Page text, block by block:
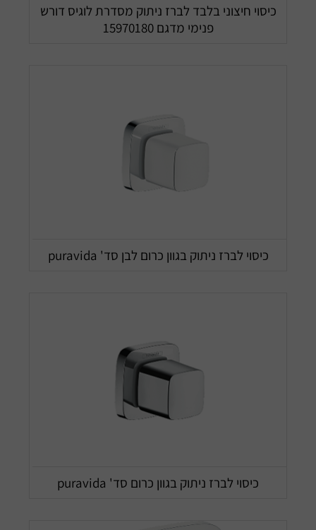
כיסוי חיצוני בלבד לברז ניתוק מסדרת לוגיס דורש
פנימי מדגם 15970180
כיסוי לברז ניתוק בגוון כרום לבן סד' puravida
כיסוי לברז ניתוק בגוון כרום סד' puravida